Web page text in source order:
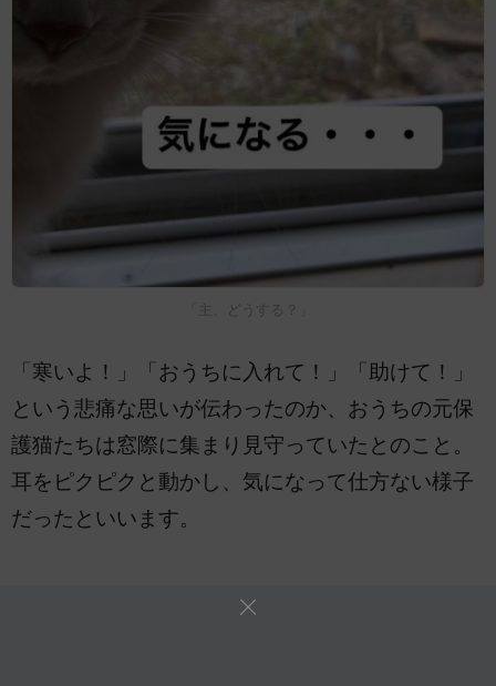
「主、どうする？」
「寒いよ！」「おうちに入れて！」「助けて！」
という悲痛な思いが伝わったのか、おうちの元保
護猫たちは窓際に集まり見守っていたとのこと。
耳をピクピクと動かし、気になって仕方ない様子
だったといいます。